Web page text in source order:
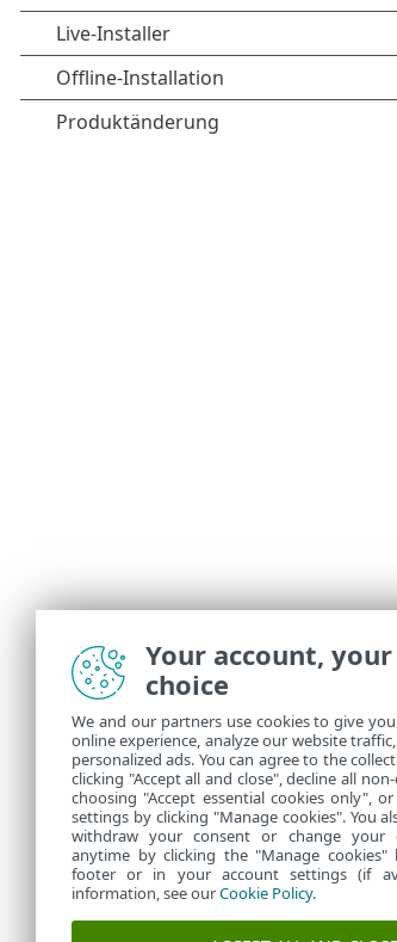
Your account,
choice
We and our partners use cookies to give
online experience, analyze our website
personalized ads. You can agree to the
clicking "Accept all and close", decline all
choosing "Accept essential cookies only",
settings by clicking "Manage cookies". You
withdraw your consent or change your
anytime by clicking the "Manage
footer or in your account settings (if
information, see ourCookie Policy.